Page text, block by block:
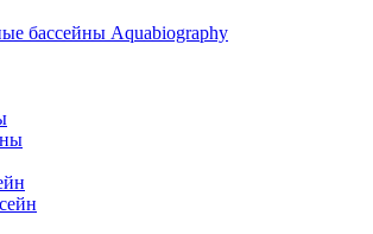
бассейны Aquabiography